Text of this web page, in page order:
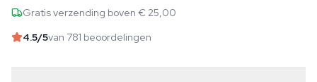
Gratis verzending boven € 25,00
4.5/5van 781 beoordelingen